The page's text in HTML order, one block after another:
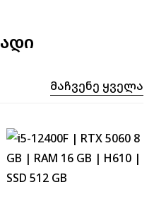
Მაჩვენე Ყველა